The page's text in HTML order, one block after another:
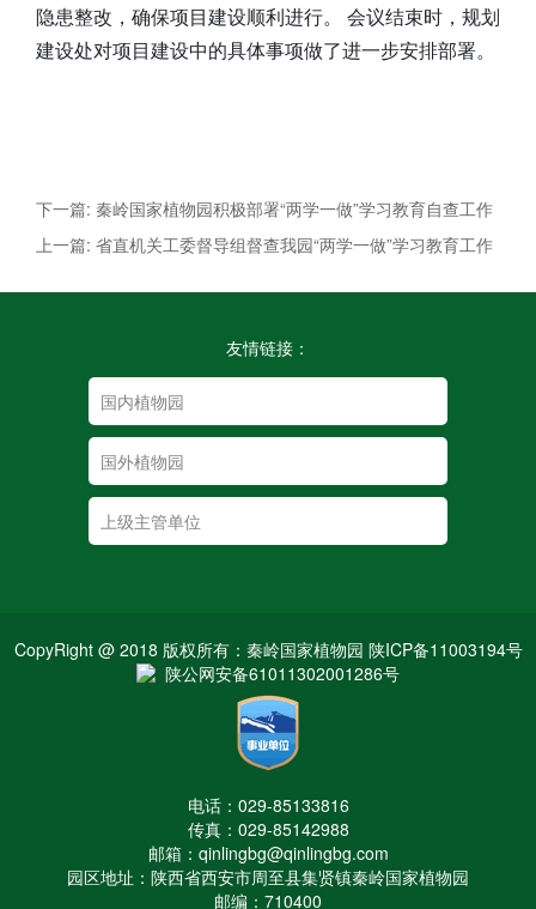
隐患整改，确保项目建设顺利进行。 会议结束时，规划
建设处对项目建设中的具体事项做了进一步安排部署。
下一篇: 秦岭国家植物园积极部署“两学一做”学习教育自查工作
上一篇: 省直机关工委督导组督查我园“两学一做”学习教育工作
友情链接：
CopyRight @ 2018 版权所有：秦岭国家植物园 陕ICP备11003194号
陕公网安备61011302001286号
电话：029-85133816
传真：029-85142988
邮箱：qinlingbg@qinlingbg.com
园区地址：陕西省西安市周至县集贤镇秦岭国家植物园
邮编：710400